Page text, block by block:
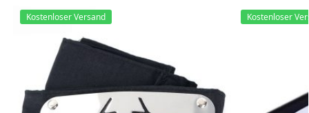
Kostenloser Versand Kostenloser